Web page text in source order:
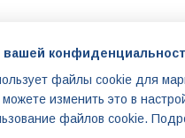
файлы cookie для
изменить это в
файлов cookie.